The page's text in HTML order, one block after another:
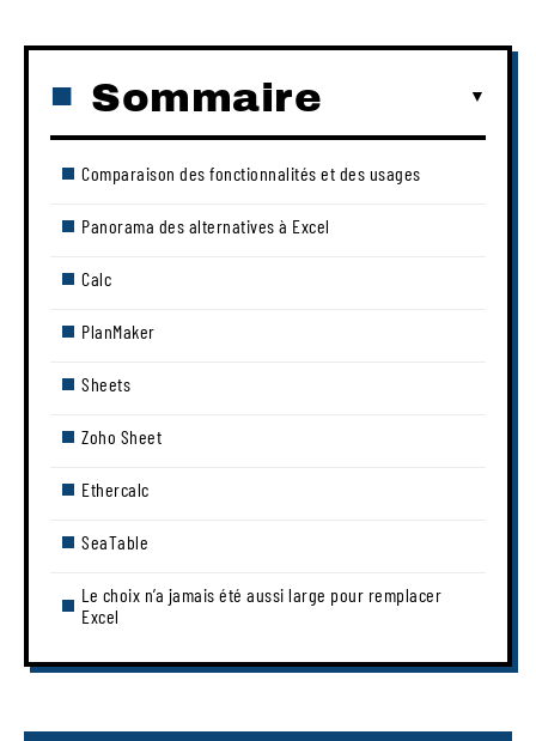
Sommaire
Comparaison des fonctionnalités et des usages
Panorama des alternatives à Excel
Calc
PlanMaker
Sheets
Zoho Sheet
Ethercalc
SeaTable
Le choix n’a jamais été aussi large pour remplacer
Excel